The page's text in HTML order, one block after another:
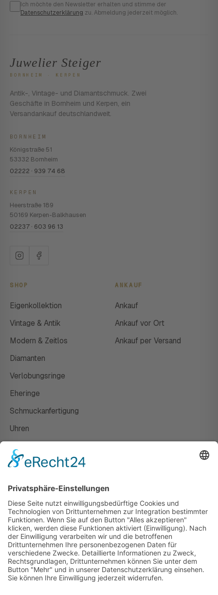
Ich möchte den Newsletter erhalten und stimme der
Datenschutzerklärung zu. Abmeldung jederzeit möglich.
Juwelier Steiger
BORNHEIM · KERPEN
Antik-, Vintage- und Diamantschmuck. Zwei
Geschäfte in Bornheim und Kerpen, ein
Versandankauf deutschlandweit.
BORNHEIM
Königstraße 51
53332 Bornheim
02222 · 939 74 68
KERPEN
Heerstraße 189
50169 Kerpen-Balkhausen
02237 · 603 96 13
SHOP
Eigenkollektion
Vintage & Antik
Modern & Zeitlos
Diamanten
Verlobungsringe
Eheringe
Schmuckanfertigung
Uhren
ANKAUF
Ankauf
Ankauf vor Ort
Ankauf per Versand
Susanne Steiger
Geschäfte
Newsletter
Kontakt